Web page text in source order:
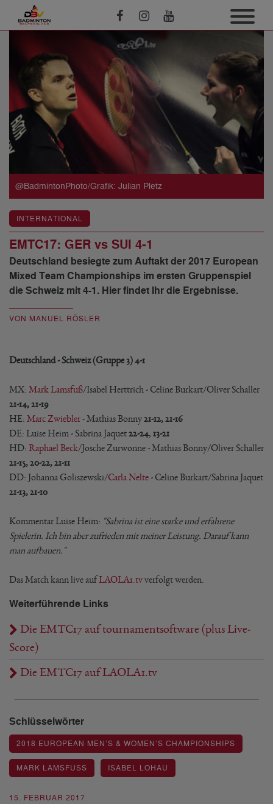
@BadmintonPhoto/Grafik: Julian Pletz
15. FEBRUAR 2017
INTERNATIONAL
EMTC17: GER vs SUI 4-1
Deutschland besiegte zum Auftakt der 2017 European
Mixed Team Championships im ersten Gruppenspiel
die Schweiz mit 4-1. Hier findet Ihr die Ergebnisse.
VON MANUEL RÖSLER
Deutschland - Schweiz (Gruppe 3) 4-1
MX: Mark Lamsfuß/Isabel Herttrich - Celine Burkart/Oliver Schaller
21-14, 21-19
HE: Marc Zwiebler- Mathias Bonny21-12, 21-16
DE: Luise Heim - Sabrina Jaquet22-24, 13-21
HD: Raphael Beck/Josche Zurwonne - Mathias Bonny/Oliver Schaller
21-15, 20-22, 21-11
DD: Johanna Goliszewski/Carla Nelte- Celine Burkart/Sabrina Jaquet
21-13, 21-10
Kommentar Luise Heim: "Sabrina ist eine starke und erfahrene
Spielerin. Ich bin aber zufrieden mit meiner Leistung. Darauf kann
man aufbauen."
Das Match kann live aufLAOLA1.tvverfolgt werden.
Weiterführende Links
Die EMTC17 auf tournamentsoftware (plus Live-
Score)
Die EMTC17 auf LAOLA1.tv
Schlüsselwörter
2018 EUROPEAN MEN’S & WOMEN’S CHAMPIONSHIPS
MARK LAMSFUSS ISABEL LOHAU